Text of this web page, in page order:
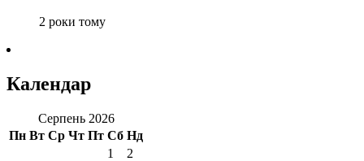
2 роки тому
Календар
Серпень 2026
Пн Вт Ср Чт Пт Сб Нд
1
2